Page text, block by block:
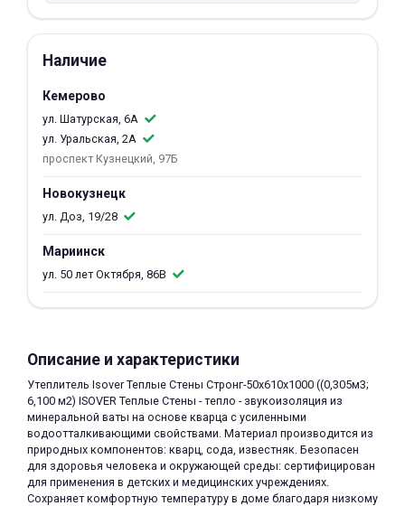
Наличие
Кемерово
ул. Шатурская, 6А
ул. Уральская, 2А
проспект Кузнецкий, 97Б
Новокузнецк
ул. Доз, 19/28
Мариинск
ул. 50 лет Октября, 86В
Описание и характеристики
Утеплитель Isover Теплые Стены Стронг-50х610х1000 ((0,305м3;
6,100 м2) ISOVER Теплые Стены - тепло - звукоизоляция из
минеральной ваты на основе кварца с усиленными
водоотталкивающими свойствами. Материал производится из
природных компонентов: кварц, сода, известняк. Безопасен
для здоровья человека и окружающей среды: сертифицирован
для применения в детских и медицинских учреждениях.
Сохраняет комфортную температуру в доме благодаря низкому
об оплате Плайтом
недели
Остались вопросы?
8 800 302-02-51